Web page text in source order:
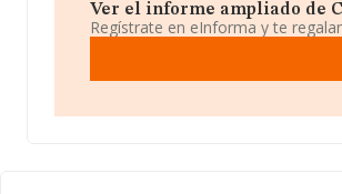
Ver el informe ampliado de
Regístrate en eInforma y te